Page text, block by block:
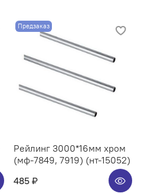
Предзаказ
Рейлинг 3000*16мм хром
(мф-7849, 7919) (нт-15052)
485 ₽